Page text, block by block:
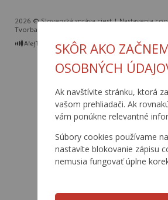
SKÔR AKO
OSOBNÝCH
Ak navštívite stránku, ktorá
vašom prehliadači. Ak
vám ponúkne relevantné
Súbory cookies používame
nastavíte blokovanie zápisu
nemusia fungovať úplne
2026 © Slovenská správa ciest |Nastavenia
Tvorba web stránok